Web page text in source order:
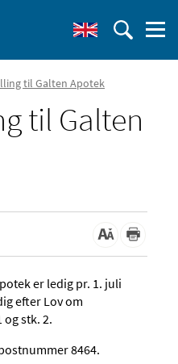
til Galten Apotek
til Galten
er ledig pr. 1. juli
efter Lov om
stk. 2.
8464.